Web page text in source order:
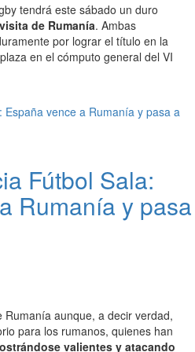
tendrá este sábado un duro
de Rumanía. Ambas
por lograr el título en la
en el cómputo general del VI
Fútbol Sala:
Rumanía y pasa
aunque, a decir verdad,
para los rumanos, quienes han
valientes y atacando